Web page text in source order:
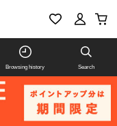
Browsing history Search